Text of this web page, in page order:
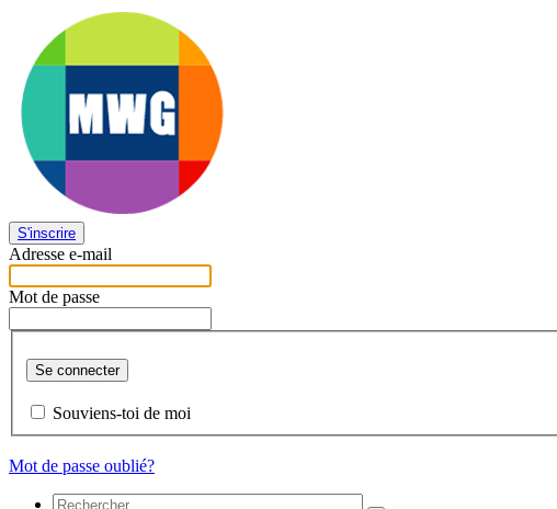
S'inscrire
Adresse e-mail
Mot de passe
Se connecter
Souviens-toi de moi
Mot de passe oublié?